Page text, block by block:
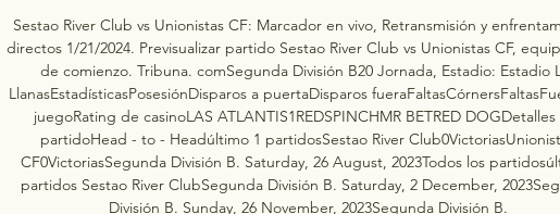
Sestao River Club vs Unionistas CF: Marcador en vivo, Retransmisión y
directos 1/21/2024. Previsualizar partido Sestao River Club vs Unionistas CF,
de comienzo. Tribuna. comSegunda División B20 Jornada, Estadio: Estadio
LlanasEstadísticasPosesiónDisparos a puertaDisparos
juegoRating de casinoLAS ATLANTIS1REDSPINCHMR BETRED
partidoHead - to - Headúltimo 1 partidosSestao River
CF0VictoriasSegunda División B. Saturday, 26 August, 2023Todos los
partidos Sestao River ClubSegunda División B. Saturday, 2 December,
División B. Sunday, 26 November, 2023Segunda División B.